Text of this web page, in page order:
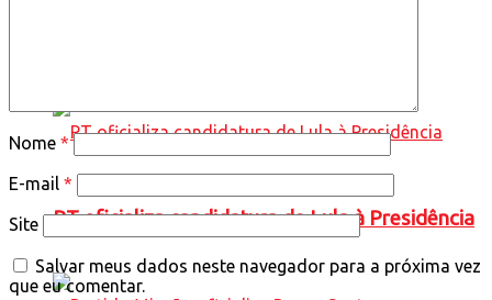
PT oficializa candidatura de Lula à Presidência
Nome *
E-mail *
Site
Salvar meus dados neste navegador para a próxima vez
que eu comentar.